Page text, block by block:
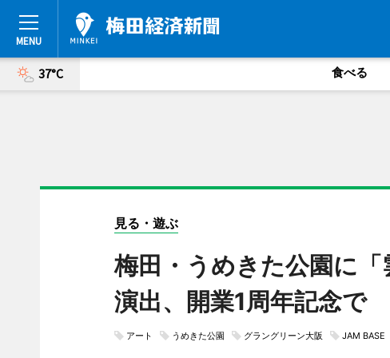
37°C 食べる
見る・遊ぶ
梅田・うめきた公園に
演出、開業1周年記念で
アート うめきた公園 グラングリーン大阪 JAM BASE